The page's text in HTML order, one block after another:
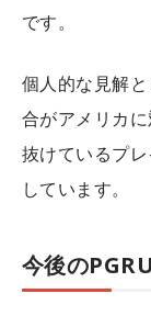
です。
個人的な見解
合がアメリカ
抜けているプ
しています。
今後の